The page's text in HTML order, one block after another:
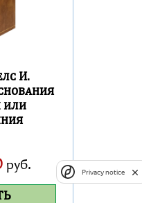
И.
или
руб. Privacy notice